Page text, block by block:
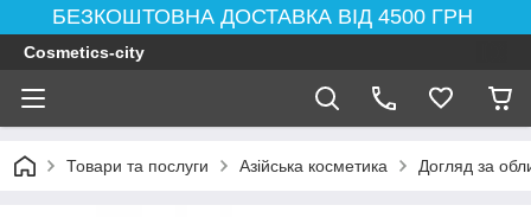
БЕЗКОШТОВНА ДОСТАВКА ВІД 4500 ГРН
Cosmetics-city
Товари та послуги Азійська косметика Догляд за